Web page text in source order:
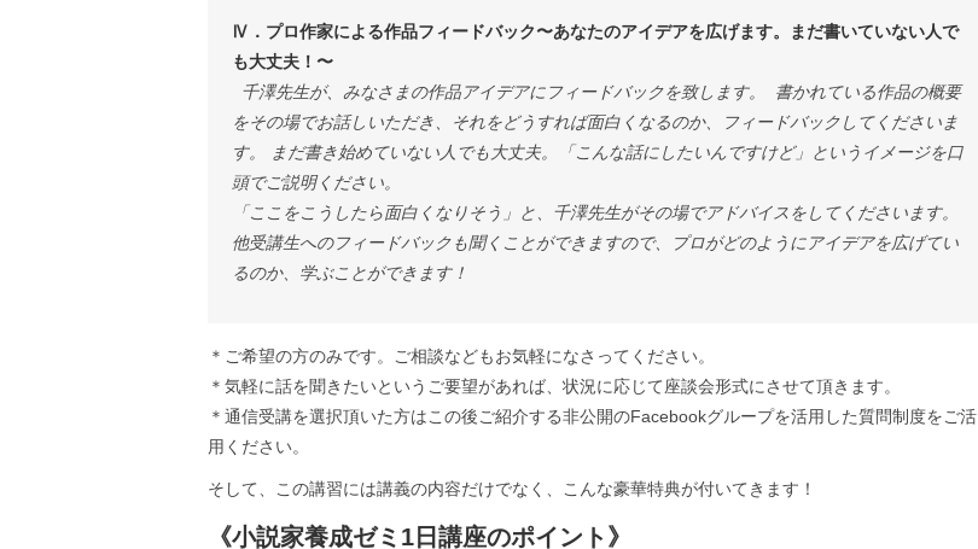
Ⅳ．プロ作家による作品フィードバック〜あなたのアイデアを広げます。まだ書いていない人で
も大丈夫！〜
千澤先生が、みなさまの作品アイデアにフィードバックを致します。 書かれている作品の概要
をその場でお話しいただき、それをどうすれば面白くなるのか、フィードバックしてくださいま
す。 まだ書き始めていない人でも大丈夫。「こんな話にしたいんですけど」というイメージを口
頭でご説明ください。
「ここをこうしたら面白くなりそう」と、千澤先生がその場でアドバイスをしてくださいます。
他受講生へのフィードバックも聞くことができますので、プロがどのようにアイデアを広げてい
るのか、学ぶことができます！
＊ご希望の方のみです。ご相談などもお気軽になさってください。
＊気軽に話を聞きたいというご要望があれば、状況に応じて座談会形式にさせて頂きます。
＊通信受講を選択頂いた方はこの後ご紹介する非公開のFacebookグループを活用した質問制度をご活
用ください。
そして、この講習には講義の内容だけでなく、こんな豪華特典が付いてきます！
《小説家養成ゼミ1日講座のポイント》